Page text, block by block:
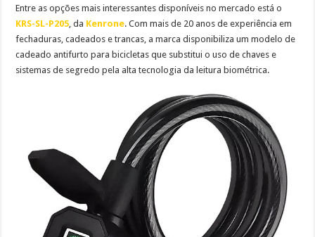
Entre as opções mais interessantes disponíveis no mercado está o
KRS-SL-P205, da Kenrone. Com mais de 20 anos de experiência em
fechaduras, cadeados e trancas, a marca disponibiliza um modelo de
cadeado antifurto para bicicletas que substitui o uso de chaves e
sistemas de segredo pela alta tecnologia da leitura biométrica.